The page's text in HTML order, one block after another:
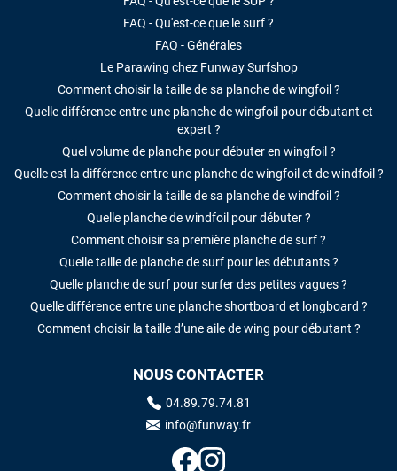
FAQ - Qu'est-ce que le surf ?
FAQ - Générales
Le Parawing chez Funway Surfshop
Comment choisir la taille de sa planche de wingfoil ?
Quelle différence entre une planche de wingfoil pour débutant et
expert ?
Quel volume de planche pour débuter en wingfoil ?
Quelle est la différence entre une planche de wingfoil et de windfoil ?
Comment choisir la taille de sa planche de windfoil ?
Quelle planche de windfoil pour débuter ?
Comment choisir sa première planche de surf ?
Quelle taille de planche de surf pour les débutants ?
Quelle planche de surf pour surfer des petites vagues ?
Quelle différence entre une planche shortboard et longboard ?
Comment choisir la taille d’une aile de wing pour débutant ?
NOUS CONTACTER
04.89.79.74.81
info@funway.fr